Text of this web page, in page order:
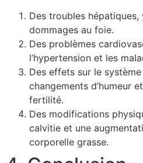
Des troubles
dommages au foie.
Des problèmes
l’hypertension et les
Des effets sur le
changements d’humeur
fertilité.
Des modifications
calvitie et une
corporelle grasse.